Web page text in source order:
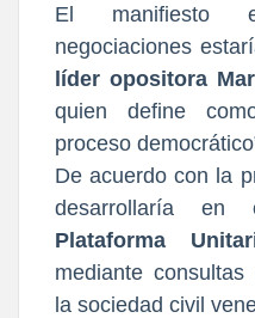
El manifiesto
negociaciones
líder opositora
quien define
proceso
De acuerdo con la
desarrollaría en
Plataforma
mediante
la sociedad civil